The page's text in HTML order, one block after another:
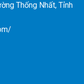
Thống Nhất, Tỉnh